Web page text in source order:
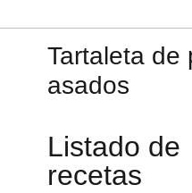
Tartaleta de
asados
Listado de
recetas